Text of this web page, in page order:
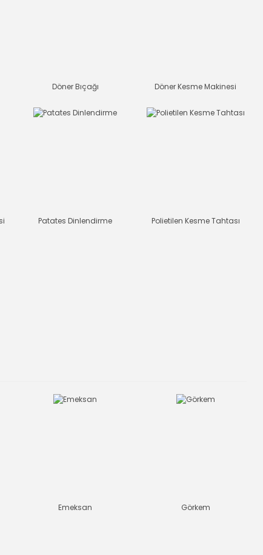
Döner Bıçağı Döner Kesme Makinesi
Patates Dinlendirme Polietilen Kesme Tahtası
Emeksan Görkem